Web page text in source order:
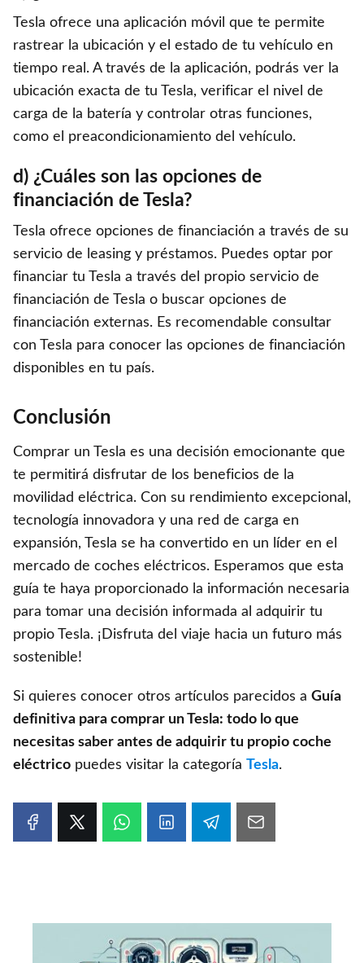
Tesla ofrece una aplicación móvil que te permite
rastrear la ubicación y el estado de tu vehículo en
tiempo real. A través de la aplicación, podrás ver la
ubicación exacta de tu Tesla, verificar el nivel de
carga de la batería y controlar otras funciones,
como el preacondicionamiento del vehículo.
d) ¿Cuáles son las opciones de
financiación de Tesla?
Tesla ofrece opciones de financiación a través de su
servicio de leasing y préstamos. Puedes optar por
financiar tu Tesla a través del propio servicio de
financiación de Tesla o buscar opciones de
financiación externas. Es recomendable consultar
con Tesla para conocer las opciones de financiación
disponibles en tu país.
Conclusión
Comprar un Tesla es una decisión emocionante que
te permitirá disfrutar de los beneficios de la
movilidad eléctrica. Con su rendimiento excepcional,
tecnología innovadora y una red de carga en
expansión, Tesla se ha convertido en un líder en el
mercado de coches eléctricos. Esperamos que esta
guía te haya proporcionado la información necesaria
para tomar una decisión informada al adquirir tu
propio Tesla. ¡Disfruta del viaje hacia un futuro más
sostenible!
Si quieres conocer otros artículos parecidos a Guía
definitiva para comprar un Tesla: todo lo que
necesitas saber antes de adquirir tu propio coche
eléctrico puedes visitar la categoría Tesla.